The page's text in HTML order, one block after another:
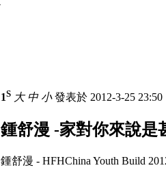
1S 大 中 小發表於 2012-3-25
鍾舒漫 -家對你來說是
鍾舒漫 - HFHChina Youth Build